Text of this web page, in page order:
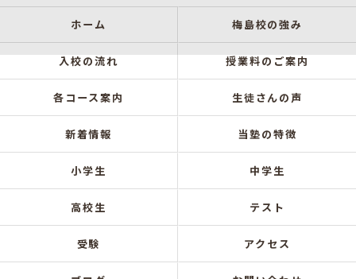
ホーム 梅島校の強み
入校の流れ 授業料のご案内
各コース案内 生徒さんの声
新着情報 当塾の特徴
小学生 中学生
高校生 テスト
受験 アクセス